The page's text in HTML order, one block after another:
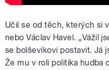
Učil se od těch, kterých si
nebo Václav Havel. „Vážil
se bolševikovi postavit. Já
Že mu v roli politika hudba